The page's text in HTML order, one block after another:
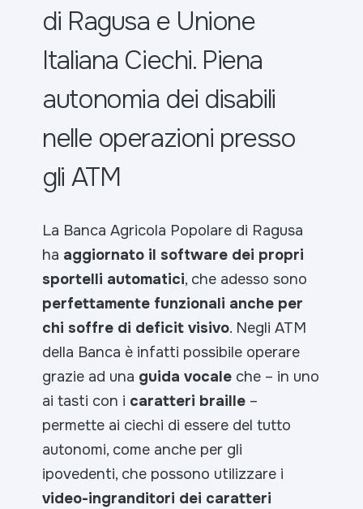
di Ragusa e Unione
Italiana Ciechi. Piena
autonomia dei disabili
nelle operazioni presso
gli ATM
La Banca Agricola Popolare di Ragusa
ha aggiornato il software dei propri
sportelli automatici, che adesso sono
perfettamente funzionali anche per
chi soffre di deficit visivo. Negli ATM
della Banca è infatti possibile operare
grazie ad una guida vocale che – in uno
ai tasti con i caratteri braille –
permette ai ciechi di essere del tutto
autonomi, come anche per gli
ipovedenti, che possono utilizzare i
video-ingranditori dei caratteri